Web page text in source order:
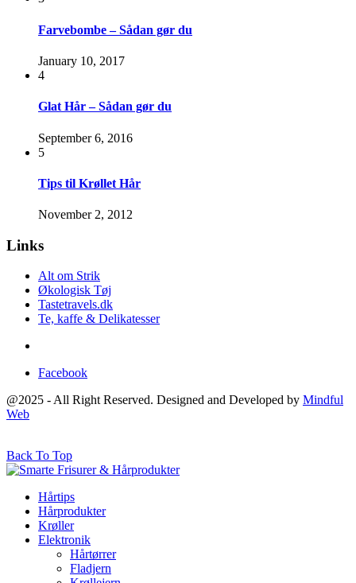
Farvebombe – Sådan gør du
January 10, 2017
4
Glat Hår – Sådan gør du
September 6, 2016
5
Tips til Krøllet Hår
November 2, 2012
Links
Alt om Strik
Økologisk Tøj
Tastetravels.dk
Te, kaffe & Delikatesser
Facebook
@2025 - All Right Reserved. Designed and Developed by Mindful
Web
Back To Top
Hårtips
Hårprodukter
Krøller
Elektronik
Hårtørrer
Fladjern